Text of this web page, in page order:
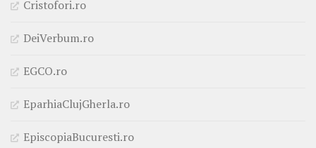
Cristofori.ro
DeiVerbum.ro
EGCO.ro
EparhiaClujGherla.ro
EpiscopiaBucuresti.ro